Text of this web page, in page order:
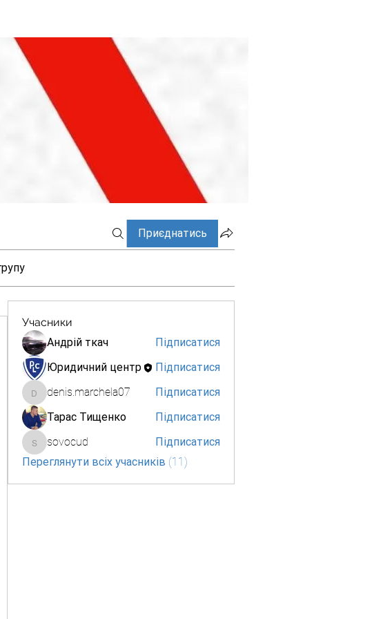
Приєднатись
Учасники
Андрій ткач
Підписатися
Юридичний центр
Підписатися
denis.marchela07
denis.marchela07
Підписатися
Тарас Тищенко
Підписатися
sovocud
sovocud
Підписатися
Переглянути всіх учасників (11)